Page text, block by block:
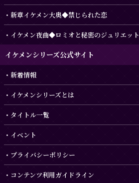
新章イケメン大奥◆禁じられた恋
イケメン夜曲◆ロミオと秘密のジュリエット
イケメンシリーズ公式サイト
新着情報
イケメンシリーズとは
タイトル一覧
イベント
プライバシーポリシー
コンテンツ利用ガイドライン